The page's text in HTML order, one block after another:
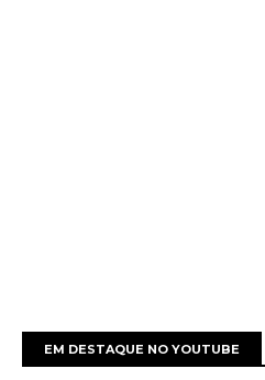
EM DESTAQUE NO YOUTUBE